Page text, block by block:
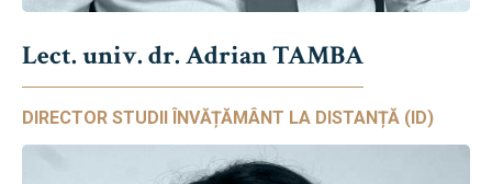
Lect. univ. dr. Adrian TAMBA
DIRECTOR STUDII ÎNVĂȚĂMÂNT LA DISTANȚĂ (ID)